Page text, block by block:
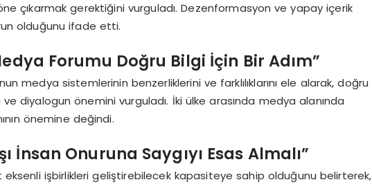
çıkarmak gerektiğini vurguladı. Dezenformasyon ve yapay içerik
olduğunu ifade etti.
Forumu Doğru Bilgi İçin Bir Adım”
medya sistemlerinin benzerliklerini ve farklılıklarını ele alarak, doğru
diyalogun önemini vurguladı. İki ülke arasında medya alanında
önemine değindi.
İnsan Onuruna Saygıyı Esas Almalı”
eksenli işbirlikleri geliştirebilecek kapasiteye sahip olduğunu belirterek,